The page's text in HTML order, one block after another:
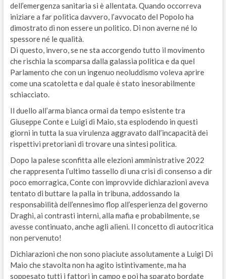
dell’emergenza sanitaria si è allentata. Quando occorreva
iniziare a far politica davvero, l’avvocato del Popolo ha
dimostrato di non essere un politico. Di non averne né lo
spessore né le qualità.
Di questo, invero, se ne sta accorgendo tutto il movimento
che rischia la scomparsa dalla galassia politica e da quel
Parlamento che con un ingenuo neoluddismo voleva aprire
come una scatoletta e dal quale è stato inesorabilmente
schiacciato.
Il duello all’arma bianca ormai da tempo esistente tra
Giuseppe Conte e Luigi di Maio, sta esplodendo in questi
giorni in tutta la sua virulenza aggravato dall’incapacità dei
rispettivi pretoriani di trovare una sintesi politica.
Dopo la palese sconfitta alle elezioni amministrative 2022
che rappresenta l’ultimo tassello di una crisi di consenso a dir
poco emorragica, Conte con improvvide dichiarazioni aveva
tentato di buttare la palla in tribuna, addossando la
responsabilità dell’ennesimo flop all’esperienza del governo
Draghi, ai contrasti interni, alla mafia e probabilmente, se
avesse continuato, anche agli alieni. Il concetto di autocritica
non pervenuto!
Dichiarazioni che non sono piaciute assolutamente a Luigi Di
Maio che stavolta non ha agito istintivamente, ma ha
soppesato tutti i fattori in campo e poi ha sparato bordate